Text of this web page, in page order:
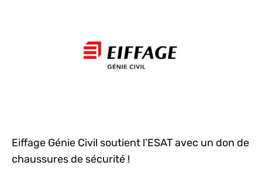
Eiffage Génie Civil soutient l’ESAT avec un don de
chaussures de sécurité !